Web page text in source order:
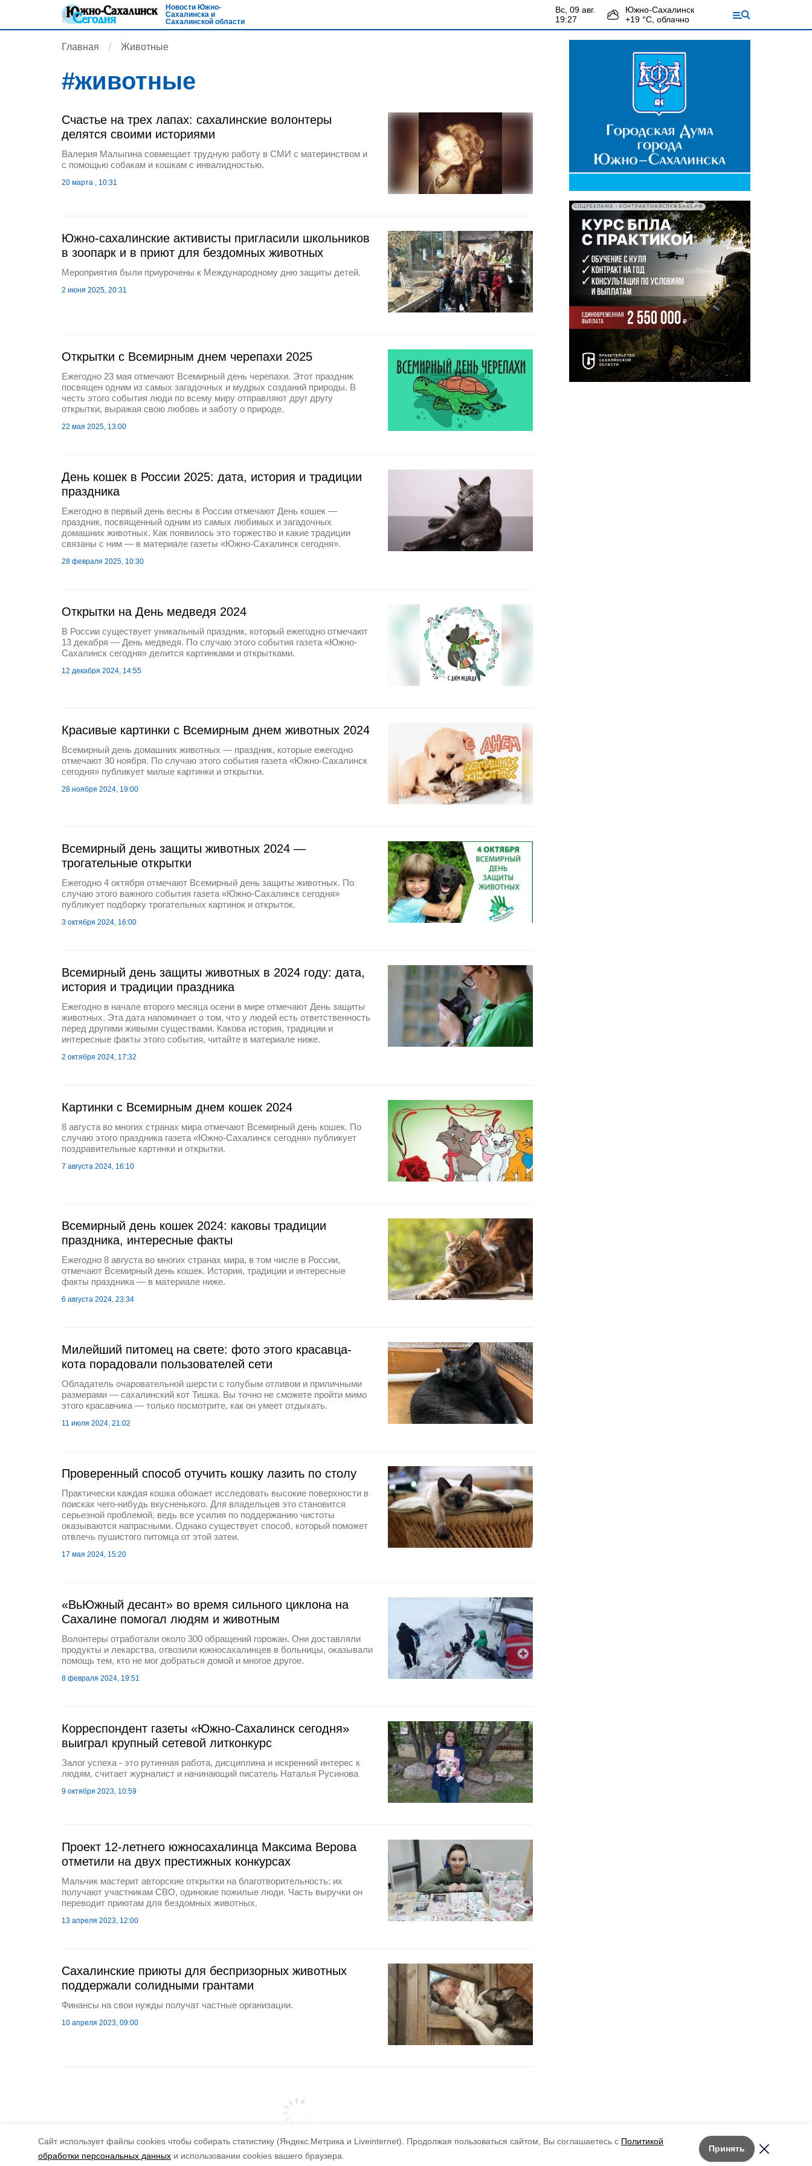
Cайт использует файлы cookies чтобы собирать статистику (Яндекс.Метрика и Liveinternet). Продолжая пользоваться сайтом, Вы соглашаетесь с Политикой
обработки персональных данных и использовании cookies вашего браузера.
Принять
Новости Южно-
Сахалинска и
Сахалинской области
вс, 09 авг.
19:27
Южно-Сахалинск
+19 °С, облачно
Главная Животные
#животные
Счастье на трех лапах: сахалинские волонтеры
делятся своими историями
Валерия Малыгина совмещает трудную работу в СМИ с материнством и
с помощью собакам и кошкам с инвалидностью.
20 марта , 10:31
Южно-сахалинские активисты пригласили школьников
в зоопарк и в приют для бездомных животных
Мероприятия были приурочены к Международному дню защиты детей.
2 июня 2025, 20:31
Открытки с Всемирным днем черепахи 2025
Ежегодно 23 мая отмечают Всемирный день черепахи. Этот праздник
посвящен одним из самых загадочных и мудрых созданий природы. В
честь этого события люди по всему миру отправляют друг другу
открытки, выражая свою любовь и заботу о природе.
22 мая 2025, 13:00
День кошек в России 2025: дата, история и традиции
праздника
Ежегодно в первый день весны в России отмечают День кошек —
праздник, посвященный одним из самых любимых и загадочных
домашних животных. Как появилось это торжество и какие традиции
связаны с ним — в материале газеты «Южно-Сахалинск сегодня».
28 февраля 2025, 10:30
Открытки на День медведя 2024
В России существует уникальный праздник, который ежегодно отмечают
13 декабря — День медведя. По случаю этого события газета «Южно-
Сахалинск сегодня» делится картинками и открытками.
12 декабря 2024, 14:55
Красивые картинки с Всемирным днем животных 2024
Всемирный день домашних животных — праздник, которые ежегодно
отмечают 30 ноября. По случаю этого события газета «Южно-Сахалинск
сегодня» публикует милые картинки и открытки.
28 ноября 2024, 19:00
Всемирный день защиты животных 2024 —
трогательные открытки
Ежегодно 4 октября отмечают Всемирный день защиты животных. По
случаю этого важного события газета «Южно-Сахалинск сегодня»
публикует подборку трогательных картинок и открыток.
3 октября 2024, 16:00
Всемирный день защиты животных в 2024 году: дата,
история и традиции праздника
Ежегодно в начале второго месяца осени в мире отмечают День защиты
животных. Эта дата напоминает о том, что у людей есть ответственность
перед другими живыми существами. Какова история, традиции и
интересные факты этого события, читайте в материале ниже.
2 октября 2024, 17:32
Картинки с Всемирным днем кошек 2024
8 августа во многих странах мира отмечают Всемирный день кошек. По
случаю этого праздника газета «Южно-Сахалинск сегодня» публикует
поздравительные картинки и открытки.
7 августа 2024, 16:10
Всемирный день кошек 2024: каковы традиции
праздника, интересные факты
Ежегодно 8 августа во многих странах мира, в том числе в России,
отмечают Всемирный день кошек. История, традиции и интересные
факты праздника — в материале ниже.
6 августа 2024, 23:34
Милейший питомец на свете: фото этого красавца-
кота порадовали пользователей сети
Обладатель очаровательной шерсти с голубым отливом и приличными
размерами — сахалинский кот Тишка. Вы точно не сможете пройти мимо
этого красавчика — только посмотрите, как он умеет отдыхать.
11 июля 2024, 21:02
Проверенный способ отучить кошку лазить по столу
Практически каждая кошка обожает исследовать высокие поверхности в
поисках чего-нибудь вкусненького. Для владельцев это становится
серьезной проблемой, ведь все усилия по поддержанию чистоты
оказываются напрасными. Однако существует способ, который поможет
отвлечь пушистого питомца от этой затеи.
17 мая 2024, 15:20
«ВьЮжный десант» во время сильного циклона на
Сахалине помогал людям и животным
Волонтеры отработали около 300 обращений горожан. Они доставляли
продукты и лекарства, отвозили южносахалинцев в больницы, оказывали
помощь тем, кто не мог добраться домой и многое другое.
8 февраля 2024, 19:51
Корреспондент газеты «Южно-Сахалинск сегодня»
выиграл крупный сетевой литконкурс
Залог успеха - это рутинная работа, дисциплина и искренний интерес к
людям, считает журналист и начинающий писатель Наталья Русинова
9 октября 2023, 10:59
Проект 12-летнего южносахалинца Максима Верова
отметили на двух престижных конкурсах
Мальчик мастерит авторские открытки на благотворительность: их
получают участникам СВО, одинокие пожилые люди. Часть выручки он
переводит приютам для бездомных животных.
13 апреля 2023, 12:00
Сахалинские приюты для беспризорных животных
поддержали солидными грантами
Финансы на свои нужды получат частные организации.
10 апреля 2023, 09:00
СОЦРЕКЛАМА • КОНТРАКТНАЯСЛУЖБА65.РФ